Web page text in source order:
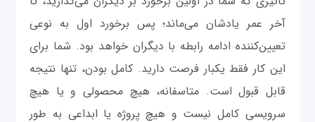
آخر عمر یادشان می‌ماند؛ پس برخورد اول به نوعی
تعیین‌کننده ادامه رابطه با دیگران خواهد بود. شما برای
این کار فقط یکبار فرصت دارید. کامل بودن، تنها نتیجه
قابل قبول است. متاسفانه، هیچ محصولی و یا هیچ
سرویسی کامل نیست و هیچ پروژه یا ابداعی به طور